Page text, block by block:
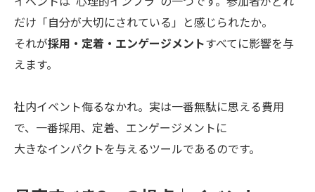
だけ「自分が大切にされている」と感じられたか。
それが採用・定着・エンゲージメントすべてに影響を与
えます。
社内イベント侮るなかれ。実は一番無駄に思える費用
で、一番採用、定着、エンゲージメントに
大きなインパクトを与えるツールであるのです。